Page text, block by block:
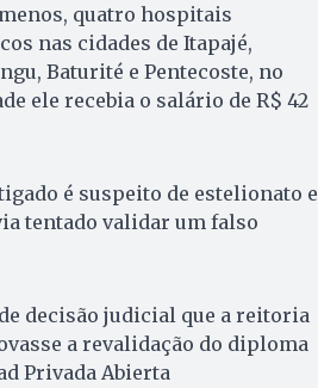
quatro hospitais
nas cidades de Itapajé,
Baturité e Pentecoste, no
ele recebia o salário de R$ 42
é suspeito de estelionato e
tentado validar um falso
decisão judicial que a reitoria
a revalidação do diploma
Privada Abierta